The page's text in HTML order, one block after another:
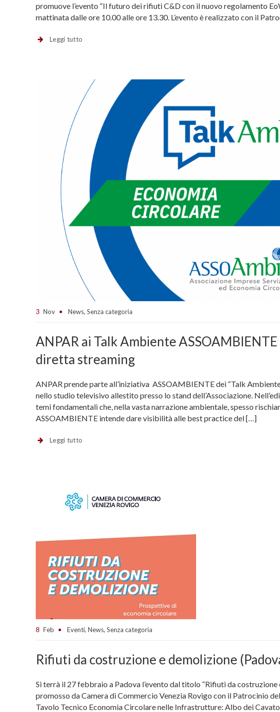
promuove l’evento “Il futuro dei rifiuti C&D con il nuovo regolamento
mattinata dalle ore 10.00 alle ore 13.30. L’evento è realizzato con il
Leggi tutto
3 Nov News, Senza categoria
ANPAR ai Talk Ambiente
diretta streaming
ANPAR prende parte all’iniziativa ASSOAMBIENTE dei “Talk
nello studio televisivo allestito presso lo stand dell’Associazione.
temi fondamentali che, nella vasta narrazione ambientale, spesso
ASSOAMBIENTE intende dare visibilità alle best practice del […]
Leggi tutto
8 Feb Eventi, News, Senza categoria
Rifiuti da costruzione e demolizione
Si terrà il 27 febbraio a Padova l’evento dal titolo “Rifiuti da
promosso da Camera di Commercio Venezia Rovigo con il Patrocinio
Tavolo Tecnico Economia Circolare nelle Infrastrutture: Albo dei